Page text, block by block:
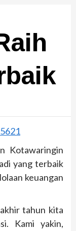
Kotawaringin
yang terbaik
keuangan
tahun kita
Kami yakin,